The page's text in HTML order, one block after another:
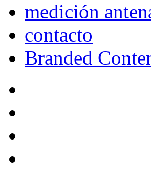
medición
contacto
Branded